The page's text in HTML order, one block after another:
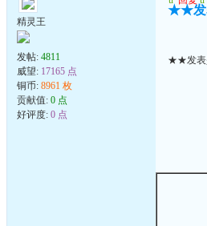
精灵王
发帖: 4811
威望: 17165 点
铜币: 8961 枚
贡献值: 0 点
好评度: 0 点
★★发
★★发表